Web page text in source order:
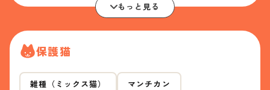
もっと見る
保護猫
雑種（ミックス猫） マンチカン